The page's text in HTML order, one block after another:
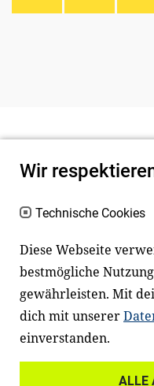
Newsletter
Facebook
Wir
Technische Cookies
Diese Webseite
bestmögliche
gewährleisten. Mit
dich mit unserer
einverstanden.
ALLE